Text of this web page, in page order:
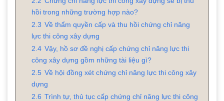
hồi trong những trường hợp nào?
2.3 Về thẩm quyền cấp và thu hồi chứng chỉ năng
lực thi công xây dựng
2.4 Vậy, hồ sơ đề nghị cấp chứng chỉ năng lực thi
công xây dựng gồm những tài liệu gì?
2.5 Về hội đồng xét chứng chỉ năng lực thi công xây
dựng
2.6 Trình tự, thủ tục cấp chứng chỉ năng lực thi công